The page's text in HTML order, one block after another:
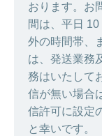
おります。お
間は、平日
外の時間帯、
は、発送業務
務はいたして
信が無い場合
信許可に設定
と幸いです。